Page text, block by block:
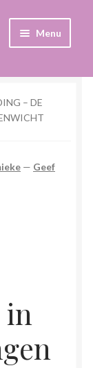
Menu
– DE
— Geef
in